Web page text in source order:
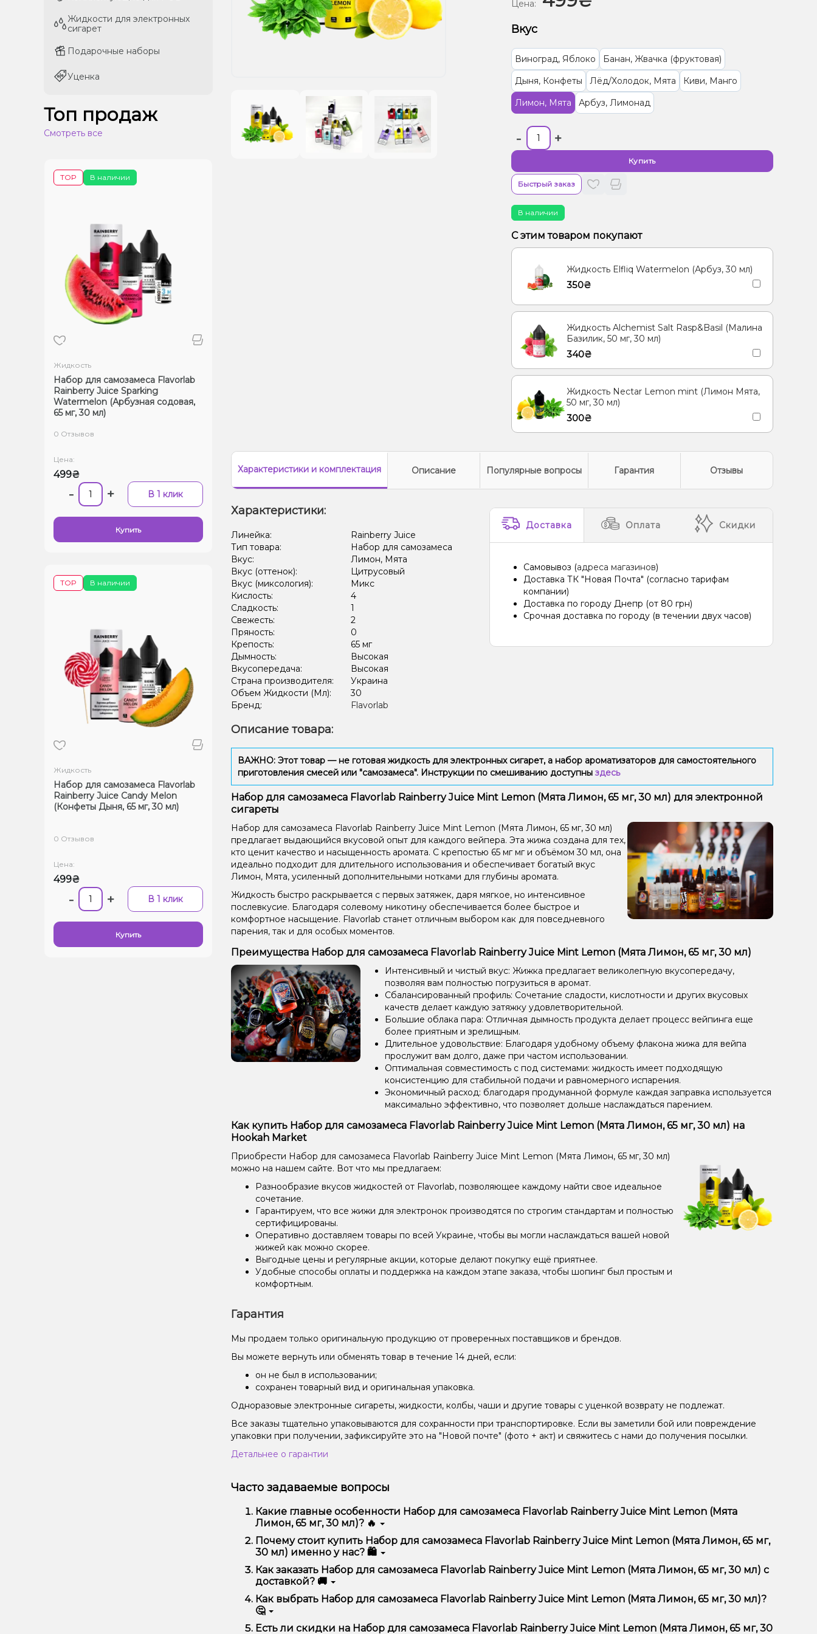
Жидкости для электронных
сигарет
Подарочные наборы
Уценка
Жидкости для электронных
сигарет
Подарочные наборы
Уценка
Топ продаж
Смотреть все
В наличии
TOP
Жидкость
Набор для самозамеса Flavorlab
Rainberry Juice Sparking
Watermelon (Арбузная содовая,
65 мг, 30 мл)
0 Отзывов
Цена:
499₴
- + В 1 клик
Купить
В наличии
TOP
Жидкость
Набор для самозамеса Flavorlab
Rainberry Juice Candy Melon
(Конфеты Дыня, 65 мг, 30 мл)
0 Отзывов
Цена:
499₴
- + В 1 клик
Купить
Цена:
Вкус
Виноград, Яблоко
Банан, Жвачка (фруктовая)
Дыня, Конфеты
Лёд/Холодок, Мята
Киви, Манго
Лимон, Мята
Арбуз, Лимонад
- +
Купить
Быстрый заказ
В наличии
С этим товаром покупают
Жидкость Elfliq Watermelon (Арбуз, 30 мл)
350₴
Жидкость Alchemist Salt Rasp&Basil (Малина
Базилик, 50 мг, 30 мл)
340₴
Жидкость Nectar Lemon mint (Лимон Мята,
50 мг, 30 мл)
300₴
Характеристикии комплектация Описание Популярные вопросы Гарантия Отзывы
Характеристики:
Линейка:
Rainberry Juice
Тип товара:
Набор для самозамеса
Вкус:
Лимон, Мята
Вкус (оттенок):
Цитрусовый
Вкус (миксология):
Микс
Кислость:
4
Сладкость:
1
Свежесть:
2
Пряность:
0
Крепость:
65 мг
Дымность:
Высокая
Вкусопередача:
Высокая
Страна производителя:
Украина
Объем Жидкости (Мл):
30
Бренд:
Flavorlab
Доставка Оплата Скидки
Самовывоз (адреса магазинов)
Доставка ТК "Новая Почта" (согласно тарифам
компании)
Доставка по городу Днепр (от 80 грн)
Срочная доставка по городу (в течении двух часов)
Описание товара:
ВАЖНО: Этот товар — не готовая жидкость для электронных сигарет, а набор ароматизаторов для самостоятельного
приготовления смесей или "самозамеса". Инструкции по смешиванию доступны здесь
Набор для самозамеса Flavorlab Rainberry Juice Mint Lemon (Мята Лимон, 65 мг, 30 мл) для электронной
сигареты
Набор для самозамеса Flavorlab Rainberry Juice Mint Lemon (Мята Лимон, 65 мг, 30 мл)
предлагает выдающийся вкусовой опыт для каждого вейпера. Эта жижа создана для тех,
кто ценит качество и насыщенность аромата. С крепостью 65 мг мг и объёмом 30 мл, она
идеально подходит для длительного использования и обеспечивает богатый вкус
Лимон, Мята, усиленный дополнительными нотками для глубины аромата.
Жидкость быстро раскрывается с первых затяжек, даря мягкое, но интенсивное
послевкусие. Благодаря солевому никотину обеспечивается более быстрое и
комфортное насыщение. Flavorlab станет отличным выбором как для повседневного
парения, так и для особых моментов.
Преимущества Набор для самозамеса Flavorlab Rainberry Juice Mint Lemon (Мята Лимон, 65 мг, 30 мл)
Интенсивный и чистый вкус: Жижка предлагает великолепную вкусопередачу,
позволяя вам полностью погрузиться в аромат.
Сбалансированный профиль: Сочетание сладости, кислотности и других вкусовых
качеств делает каждую затяжку удовлетворительной.
Большие облака пара: Отличная дымность продукта делает процесс вейпинга еще
более приятным и зрелищным.
Длительное удовольствие: Благодаря удобному объему флакона жижа для вейпа
прослужит вам долго, даже при частом использовании.
Оптимальная совместимость с под системами: жидкость имеет подходящую
консистенцию для стабильной подачи и равномерного испарения.
Экономичный расход: благодаря продуманной формуле каждая заправка используется
максимально эффективно, что позволяет дольше наслаждаться парением.
Как купить Набор для самозамеса Flavorlab Rainberry Juice Mint Lemon (Мята Лимон, 65 мг, 30 мл) на
Hookah Market
Приобрести Набор для самозамеса Flavorlab Rainberry Juice Mint Lemon (Мята Лимон, 65 мг, 30 мл)
можно на нашем сайте. Вот что мы предлагаем:
Разнообразие вкусов жидкостей от Flavorlab, позволяющее каждому найти свое идеальное
сочетание.
Гарантируем, что все жижи для электронок производятся по строгим стандартам и полностью
сертифицированы.
Оперативно доставляем товары по всей Украине, чтобы вы могли наслаждаться вашей новой
жижей как можно скорее.
Выгодные цены и регулярные акции, которые делают покупку ещё приятнее.
Удобные способы оплаты и поддержка на каждом этапе заказа, чтобы шопинг был простым и
комфортным.
Гарантия
Мы продаем только оригинальную продукцию от проверенных поставщиков и брендов.
Вы можете вернуть или обменять товар в течение 14 дней, если:
он не был в использовании;
сохранен товарный вид и оригинальная упаковка.
Одноразовые электронные сигареты, жидкости, колбы, чаши и другие товары с уценкой возврату не подлежат.
Все заказы тщательно упаковываются для сохранности при транспортировке. Если вы заметили бой или повреждение
упаковки при получении, зафиксируйте это на "Новой почте" (фото + акт) и свяжитесь с нами до получения посылки.
Детальнее о гарантии
Часто задаваемые вопросы
Какие главные особенности Набор для самозамеса Flavorlab Rainberry Juice Mint Lemon (Мята
Лимон, 65 мг, 30 мл)? 🔥
Набор для самозамеса Flavorlab Rainberry Juice Mint Lemon (Мята Лимон, 65 мг, 30 мл) отличается высоким
качеством, удобством использования и надежностью.
Почему стоит купить Набор для самозамеса Flavorlab Rainberry Juice Mint Lemon (Мята Лимон, 65 мг,
30 мл) именно у нас? 🛍️
Мы предлагаем только оригинальную продукцию, широкий ассортимент, выгодные цены и быструю доставку.
Кроме того, у нас регулярные акции и скидки для клиентов!
Как заказать Набор для самозамеса Flavorlab Rainberry Juice Mint Lemon (Мята Лимон, 65 мг, 30 мл) с
доставкой? 🚚
Оформить заказ можно в несколько кликов:
Перейдите к оформлению заказа.
Как выбрать Набор для самозамеса Flavorlab Rainberry Juice Mint Lemon (Мята Лимон, 65 мг, 30 мл)?
🤔
Выбор зависит от ваших предпочтений – например, если это кальян, учитывайте размер, материал и тип чаши, если
Есть ли скидки на Набор для самозамеса Flavorlab Rainberry Juice Mint Lemon (Мята Лимон, 65 мг, 30